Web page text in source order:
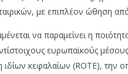
με επιπλέον ώθηση από
να παραμείνει η
ευρωπαϊκούς
κεφαλαίων (ROTE), την